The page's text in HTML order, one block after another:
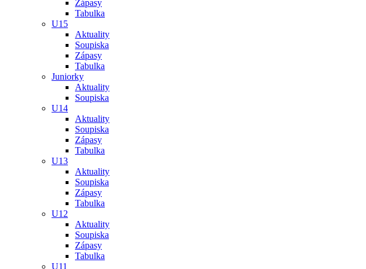
Zápasy
Tabulka
U15
Aktuality
Soupiska
Zápasy
Tabulka
Juniorky
Aktuality
Soupiska
U14
Aktuality
Soupiska
Zápasy
Tabulka
U13
Aktuality
Soupiska
Zápasy
Tabulka
U12
Aktuality
Soupiska
Zápasy
Tabulka
U11